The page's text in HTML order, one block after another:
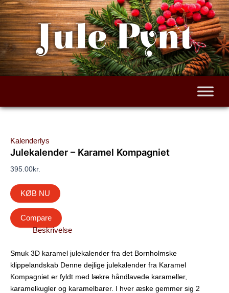
Gå
til
indholdet
Jule Pynt
Kalenderlys
Julekalender – Karamel Kompagniet
395.00kr.
KØB NU
Compare
Beskrivelse
Smuk 3D karamel julekalender fra det Bornholmske
klippelandskab Denne dejlige julekalender fra Karamel
Kompagniet er fyldt med lækre håndlavede karameller,
karamelkugler og karamelbarer. I hver æske gemmer sig 2